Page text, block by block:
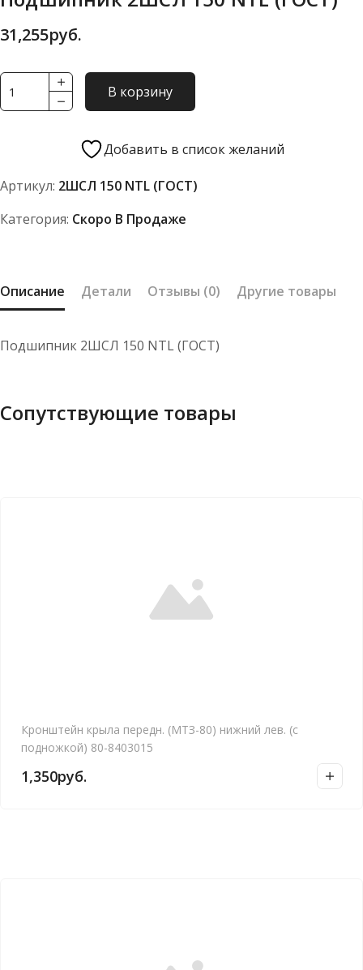
31,255руб.
Количество
товара
NTL
В корзину
Добавить в список желаний
Артикул: 2ШСЛ 150 NTL (ГОСТ)
Категория: Скоро В Продаже
Описание Детали Отзывы (0) Другие товары
Подшипник 2ШСЛ 150 NTL (ГОСТ)
Сопутствующие товары
Кронштейн крыла передн. (МТЗ-80) нижний лев. (с
подножкой) 80-8403015
1,350руб.